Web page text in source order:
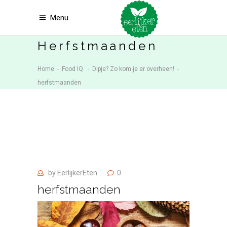
Menu
Herfstmaanden
Home - Food IQ - Dipje? Zo kom je er overheen! -
herfstmaanden
by EerlijkerEten 0
herfstmaanden